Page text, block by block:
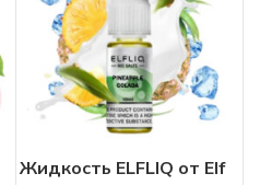
Жидкость ELFLIQ от Elf